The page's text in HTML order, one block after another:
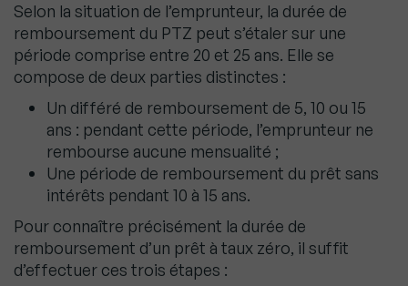
Selon la situation de l’emprunteur, la durée de
remboursement du PTZ peut s’étaler sur une
période comprise entre 20 et 25 ans. Elle se
compose de deux parties distinctes :
Un différé de remboursement de 5, 10 ou 15
ans : pendant cette période, l’emprunteur ne
rembourse aucune mensualité ;
Une période de remboursement du prêt sans
intérêts pendant 10 à 15 ans.
Pour connaître précisément la durée de
remboursement d’un prêt à taux zéro, il suffit
d’effectuer ces trois étapes :